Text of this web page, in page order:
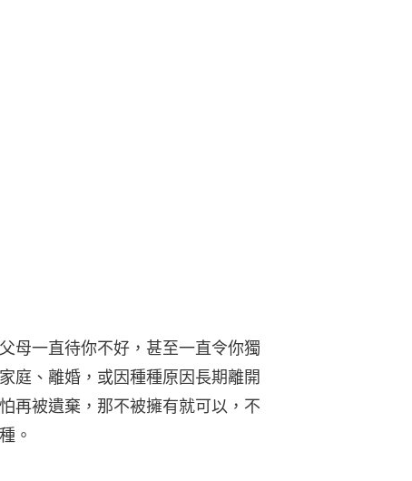
母一直待你不好，甚至一直令你獨
庭、離婚，或因種種原因長期離開
再被遺棄，那不被擁有就可以，不
。